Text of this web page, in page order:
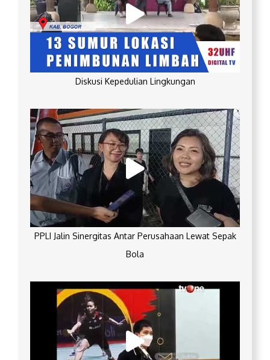
Diskusi Kepedulian Lingkungan
PPLI Jalin Sinergitas Antar Perusahaan Lewat Sepak
Bola